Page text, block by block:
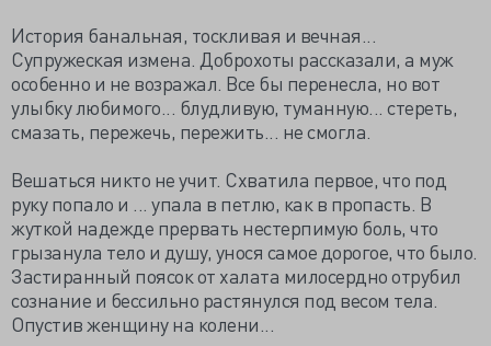
История банальная, тоскливая и вечная...
Супружеская измена. Доброхоты рассказали, а муж
особенно и не возражал. Все бы перенесла, но вот
улыбку любимого... блудливую, туманную... стереть,
смазать, пережечь, пережить... не смогла.
Вешаться никто не учит. Схватила первое, что под
руку попало и ... упала в петлю, как в пропасть. В
жуткой надежде прервать нестерпимую боль, что
грызанула тело и душу, унося самое дорогое, что было.
Застиранный поясок от халата милосердно отрубил
сознание и бессильно растянулся под весом тела.
Опустив женщину на колени...